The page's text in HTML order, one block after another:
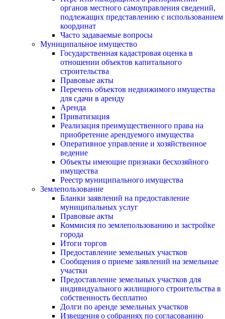
органов местного самоуправления сведений,
подлежащих представлению с использованием
координат
Часто задаваемые вопросы
Муниципальное имущество
Государственная кадастровая оценка в
отношении объектов капитального
строительства
Правовые акты
Перечень объектов недвижимого имущества
для сдачи в аренду
Аренда
Приватизация
Реализация преимущественного права на
приобретение арендуемого имущества
Оперативное управление и хозяйственное
ведение
Объекты имеющие признаки бесхозяйного
имущества
Реестр муниципального имущества
Землепользование
Бланки заявлений на предоставление
муниципальных услуг
Правовые акты
Коммисия по землепользованию и застройке
города
Итоги торгов
Предоставление земельных участков
Сообщения о приеме заявлений на земельные
участки
Предоставление земельных участков для
индивидуального жилищного строительства в
собственность бесплатно
Долги по аренде земельных участков
Извещения о собраниях по согласованию